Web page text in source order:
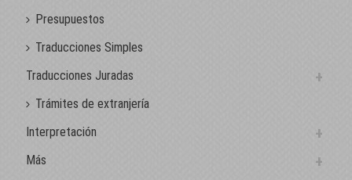
Presupuestos
Traducciones Simples
Traducciones Juradas
Trámites de extranjería
Interpretación
Más